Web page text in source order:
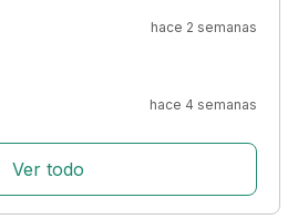
hace 2 semanas
hace 4 semanas
Ver todo